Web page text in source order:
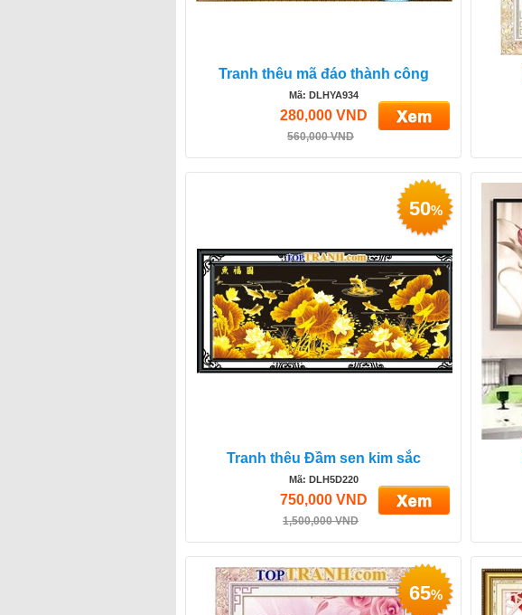
Tranh thêu mã đáo thành công
Mã: DLHYA934
280,000 VND
560,000 VND
Tranh thêu Đầm sen kim sắc
Mã: DLH5D220
750,000 VND
1,500,000 VND
50%
65%